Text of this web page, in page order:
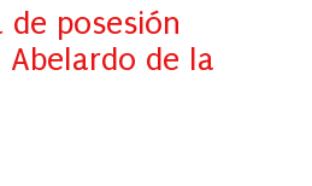
posesión
Abelardo de la